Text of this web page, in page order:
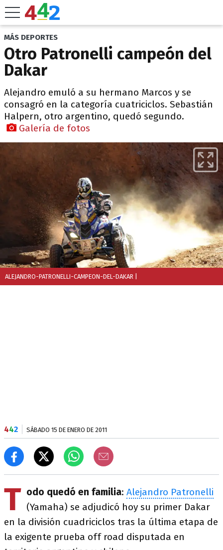
MÁS DEPORTES
Otro Patronelli campeón del
Dakar
Alejandro emuló a su hermano Marcos y se
consagró en la categoría cuatriciclos. Sebastián
Halpern, otro argentino, quedó segundo.
Galería de fotos
ALEJANDRO-PATRONELLI-CAMPEON-DEL-DAKAR
442 SÁBADO 15 DE ENERO DE 2011
T odo quedó en familia: Alejandro Patronelli
(Yamaha) se adjudicó hoy su primer Dakar
en la división cuadriciclos tras la última etapa de
la exigente prueba off road disputada en